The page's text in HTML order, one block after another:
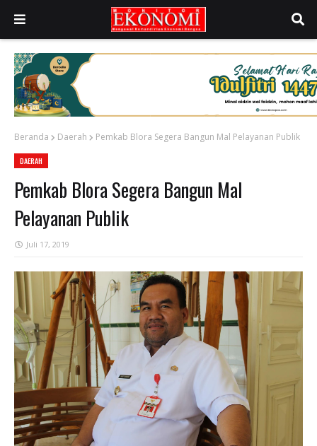
Beranda Daerah Pemkab Blora Segera Bangun Mal Pelayanan Publik
DAERAH
Pemkab Blora Segera Bangun Mal
Pelayanan Publik
Juli 17, 2019